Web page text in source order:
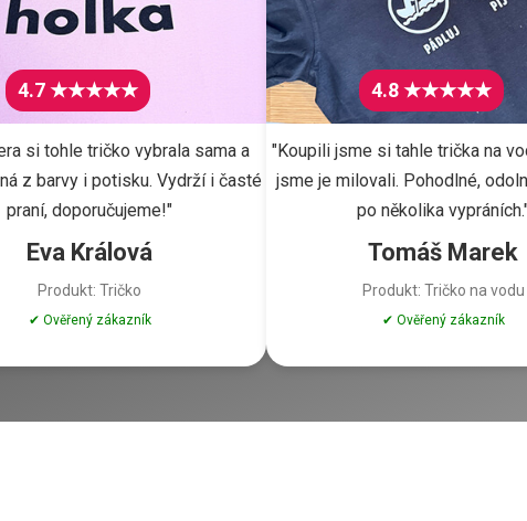
4.7 ★★★★★
si tohle tričko vybrala sama a
z barvy i potisku. Vydrží i časté
praní, doporučujeme!"
Eva Králová
Produkt: Tričko
✔ Ověřený zákazník
4.8 ★★★★★
"Koupili jsme si tahle trička na
jsme je milovali. Pohodlné,
po několika
Tomáš Marek
Produkt: Tričko na vodu
✔ Ověřený zákazník